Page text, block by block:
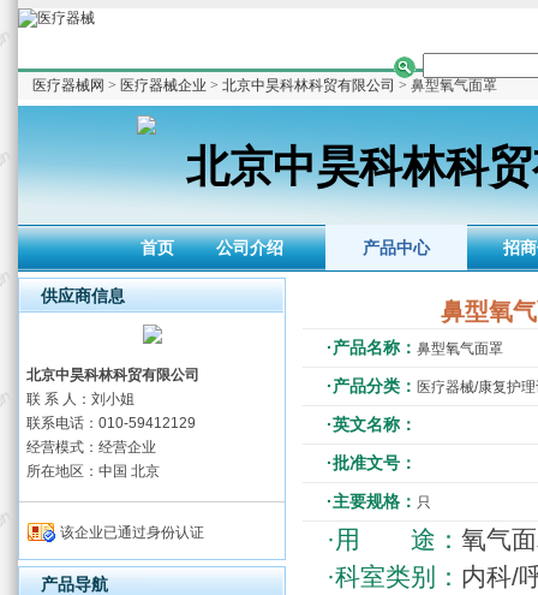
医疗器械网 > 医疗器械企业 > 北京中昊科林科贸有限公司 > 鼻型氧气面罩
北京中昊科林科
首页 公司介绍 产品中心 招
鼻型氧
·产品名称： 鼻型氧气面罩
·产品分类： 医疗器械/康复护
·英文名称：
·批准文号：
·主要规格： 只
·用 途： 氧气
·科室类别： 内科/
供应商信息
北京中昊科林科贸有限公司
联 系 人：刘小姐
联系电话：010-59412129
经营模式：经营企业
所在地区：中国 北京
该企业已通过身份认证
产品导航